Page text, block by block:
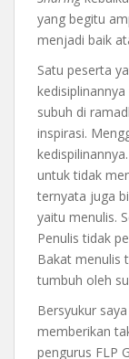
yang begitu
menjadi baik
Satu peserta
subuh di
inspirasi.
untuk tidak
ternyata juga
yaitu menulis.
Penulis tidak
Bakat menulis
tumbuh oleh
Bersyukur
memberikan
pengurus FLP